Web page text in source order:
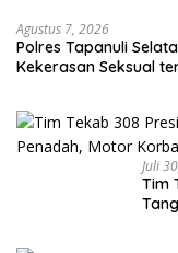
Agustus 7, 2026
Polres Tapanuli
Kekerasan Seksual
Juli
Tim